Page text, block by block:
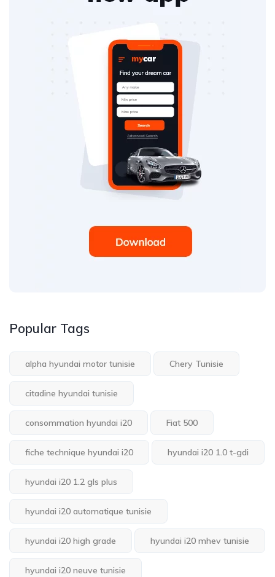
Popular Tags
alpha hyundai motor tunisie Chery Tunisie
citadine hyundai tunisie
consommation hyundai i20 Fiat 500
fiche technique hyundai i20 hyundai i20 1.0 t-gdi
hyundai i20 1.2 gls plus
hyundai i20 automatique tunisie
hyundai i20 high grade hyundai i20 mhev tunisie
hyundai i20 neuve tunisie